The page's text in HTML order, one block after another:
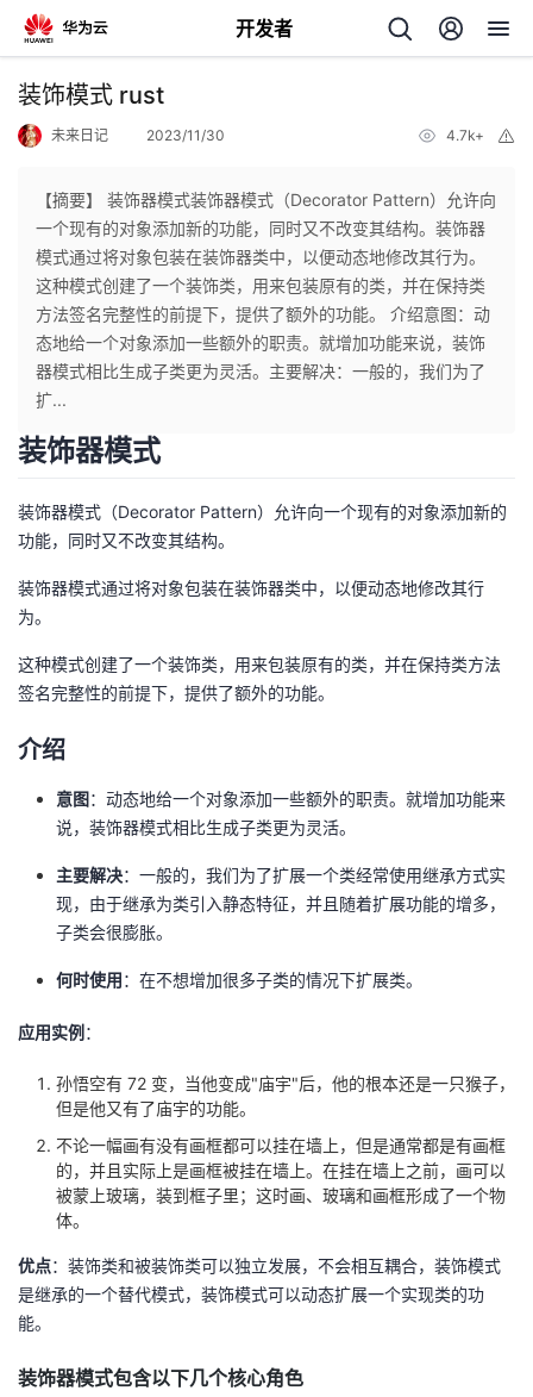
开发者
返
个
人
主
页
我
的
开
发
者
的
博
客
我
的
论
坛
我
的
圈
子
我
的
直
播
我
的
活
动
我
的
关
注
我
的
开
发
学
堂
我
我
的
Programs
我
的
持
的
我
装饰模式 rust
未来日记 2023/11/30 4.7k+
【摘要】 装饰器模式装饰器模式（Decorator Pattern）允许向
一个现有的对象添加新的功能，同时又不改变其结构。装饰器
模式通过将对象包装在装饰器类中，以便动态地修改其行为。
这种模式创建了一个装饰类，用来包装原有的类，并在保持类
方法签名完整性的前提下，提供了额外的功能。 介绍意图：动
态地给一个对象添加一些额外的职责。就增加功能来说，装饰
器模式相比生成子类更为灵活。主要解决：一般的，我们为了
扩...
装饰器模式
装饰器模式（Decorator Pattern）允许向一个现有的对象添加新的
功能，同时又不改变其结构。
装饰器模式通过将对象包装在装饰器类中，以便动态地修改其行
为。
这种模式创建了一个装饰类，用来包装原有的类，并在保持类方法
签名完整性的前提下，提供了额外的功能。
介绍
意图：动态地给一个对象添加一些额外的职责。就增加功能来
说，装饰器模式相比生成子类更为灵活。
主要解决：一般的，我们为了扩展一个类经常使用继承方式实
现，由于继承为类引入静态特征，并且随着扩展功能的增多，
子类会很膨胀。
何时使用：在不想增加很多子类的情况下扩展类。
应用实例 ：
孙悟空有 72 变，当他变成"庙宇"后，他的根本还是一只猴子，
但是他又有了庙宇的功能。
不论一幅画有没有画框都可以挂在墙上，但是通常都是有画框
的，并且实际上是画框被挂在墙上。在挂在墙上之前，画可以
被蒙上玻璃，装到框子里；这时画、玻璃和画框形成了一个物
体。
优点：装饰类和被装饰类可以独立发展，不会相互耦合，装饰模式
是继承的一个替代模式，装饰模式可以动态扩展一个实现类的功
能。
装饰器模式包含以下几个核心角色